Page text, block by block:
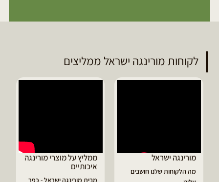
לקוחות מורינגה ישראל ממליצים
ממליץ על מוצרי מורינגה
איכותיים
מבית מורינגה ישראל - כפר
דיוויד ממליץ על טבליות
מורינגה
הפסקתי לסבול מהתקפי